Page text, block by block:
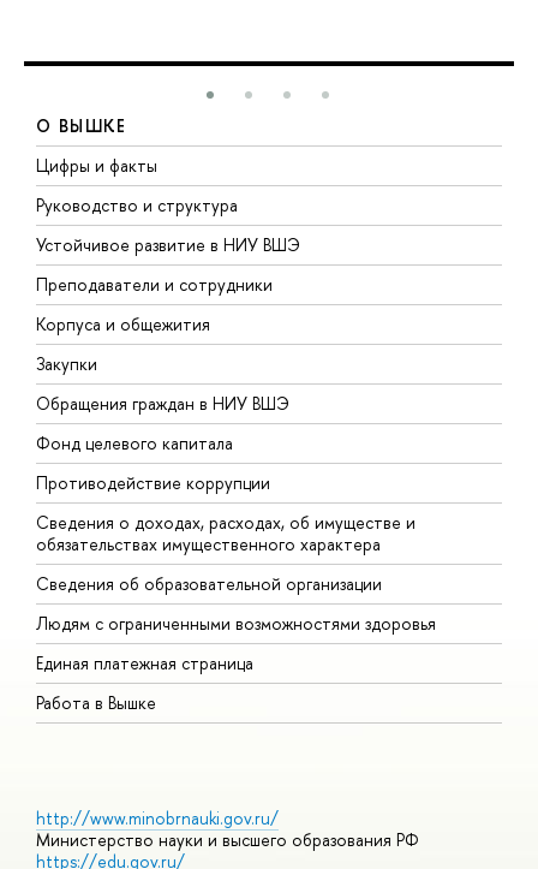
О ВЫШКЕ
Цифры и факты
Руководство и структура
Устойчивое развитие в НИУ ВШЭ
Преподаватели и сотрудники
Корпуса и общежития
Закупки
Обращения граждан в НИУ ВШЭ
Фонд целевого капитала
Противодействие коррупции
Сведения о доходах, расходах, об имуществе и
обязательствах имущественного характера
Сведения об образовательной организации
Людям с ограниченными возможностями здоровья
Единая платежная страница
Работа в Вышке
http://www.minobrnauki.gov.ru/
Министерство науки и высшего образования РФ
https://edu.gov.ru/